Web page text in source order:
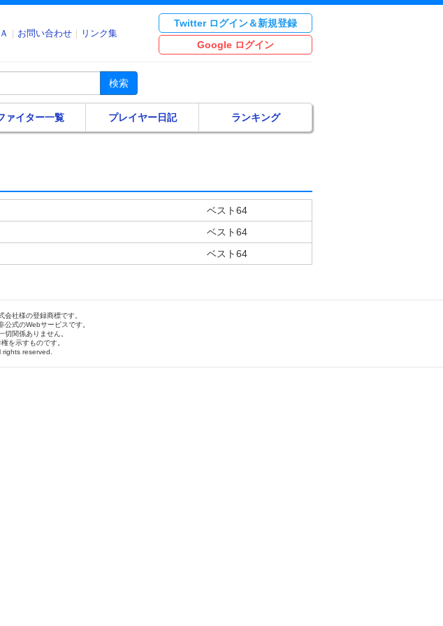
お問い合わせ リンク集
Twitter ログイン＆新規登録
Google ログイン
検索
ァイター一覧 プレイヤー日記 ランキング
ベスト64
ベスト64
ベスト64
会社様の登録商標です。
式のWebサービスです。
関係ありません。
を示すものです。
rights reserved.